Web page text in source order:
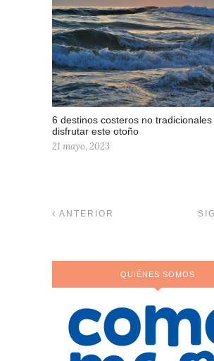
6 destinos costeros no tradicionales
disfrutar este otoño
21 mayo, 2023
ANTERIOR
QUIÉNES SOMOS